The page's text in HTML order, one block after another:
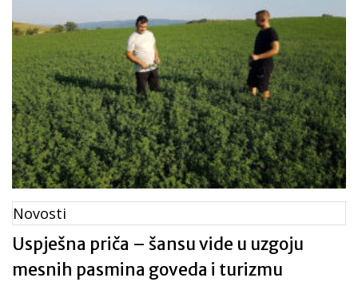
Novosti
Uspješna priča – šansu vide u uzgoju
mesnih pasmina goveda i turizmu